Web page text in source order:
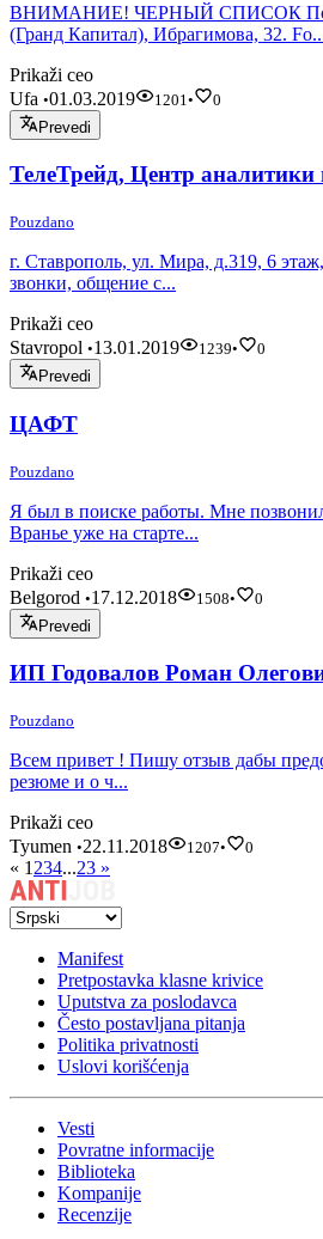
ВНИМАНИЕ! ЧЕРНЫЙ СПИСОК
(Гранд Капитал), Ибрагимова, 32.
Prikaži ceo
Ufa •01.03.2019 1201 •
0
Prevedi
ТелеТрейд, Центр
Pouzdano
г. Ставрополь, ул. Мира, д.319, 6
звонки, общение с...
Prikaži ceo
Stavropol •13.01.2019 1239•
0
Prevedi
ЦАФТ
Pouzdano
Я был в поиске работы. Мне
Вранье уже на старте...
Prikaži ceo
Belgorod •17.12.2018 1508•
0
Prevedi
ИП Годовалов Роман
Pouzdano
Всем привет ! Пишу отзыв дабы
резюме и о ч...
Prikaži ceo
Tyumen •22.11.2018 1207• 0
« 1 234...23 »
Manifest
Pretpostavka klasne krivice
Uputstva za poslodavca
Često postavljana pitanja
Politika privatnosti
Uslovi korišćenja
Vesti
Povratne informacije
Biblioteka
Kompanije
Recenzije